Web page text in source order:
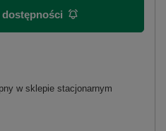
w sklepie stacjonarnym